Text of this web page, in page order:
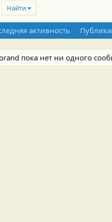
Найти
активность
пока нет ни одного